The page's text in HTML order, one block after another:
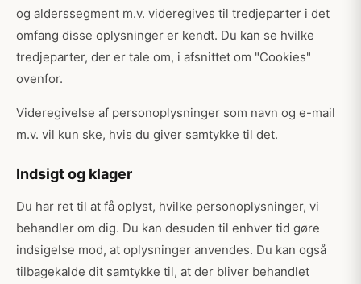
og alderssegment m.v. videregives til tredjeparter i det
omfang disse oplysninger er kendt. Du kan se hvilke
tredjeparter, der er tale om, i afsnittet om "Cookies"
ovenfor.
Videregivelse af personoplysninger som navn og e-mail
m.v. vil kun ske, hvis du giver samtykke til det.
Indsigt og klager
Du har ret til at få oplyst, hvilke personoplysninger, vi
behandler om dig. Du kan desuden til enhver tid gøre
indsigelse mod, at oplysninger anvendes. Du kan også
tilbagekalde dit samtykke til, at der bliver behandlet